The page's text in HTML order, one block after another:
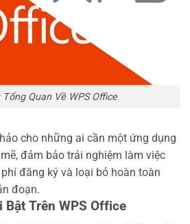
Tổng Quan Về WPS Office
cho những ai cần một ứng dụng
đảm bảo trải nghiệm làm việc
đăng ký và loại bỏ hoàn toàn
đoạn.
Bật Trên WPS Office